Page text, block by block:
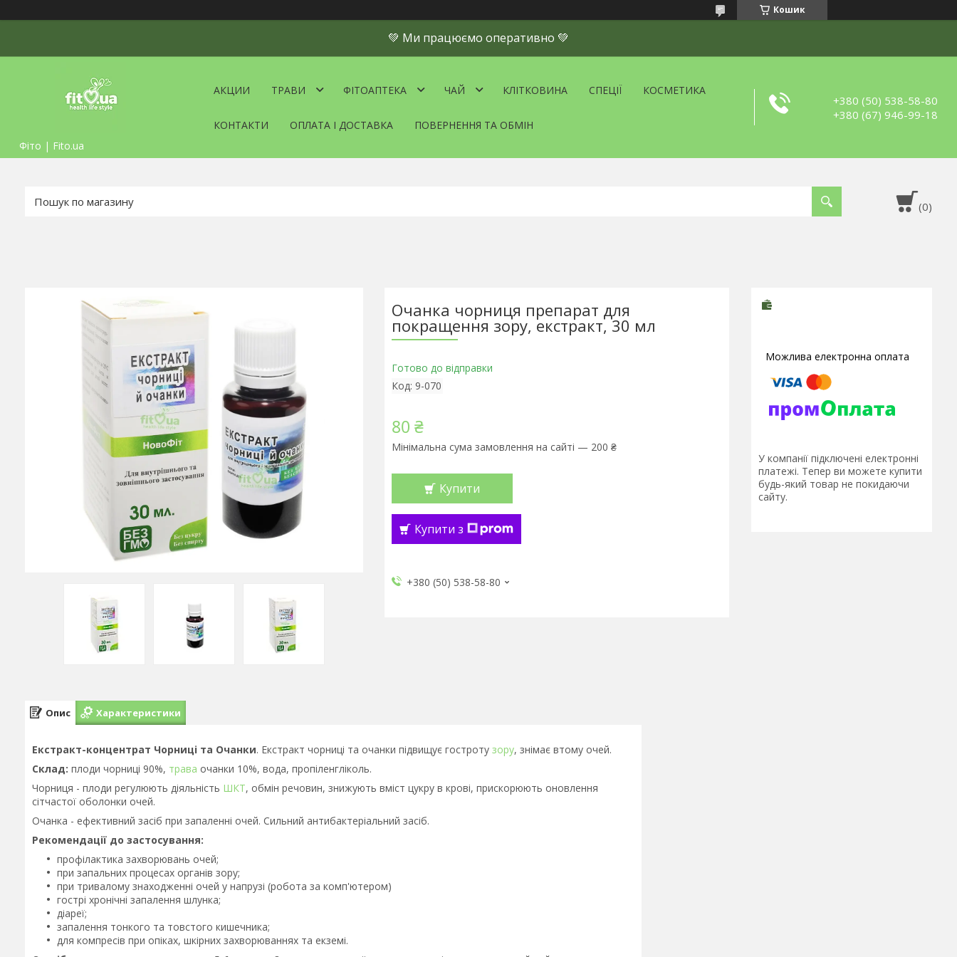
Кошик
💚 Ми працюємо оперативно 💚
Фіто | Fito.ua
АКЦИИ ТРАВИ ФІТОАПТЕКА ЧАЙ КЛІТКОВИНА СПЕЦІЇ КОСМЕТИКА
КОНТАКТИ ОПЛАТА І ДОСТАВКА ПОВЕРНЕННЯ ТА ОБМІН
+380 (50) 538-58-80
+380 (67) 946-99-18
Очанка чорниця препарат для
покращення зору, екстракт, 30 мл
Готово до відправки
Код: 9-070
80 ₴
Мінімальна сума замовлення на сайті — 200 ₴
Купити
Купити з
+380 (50) 538-58-80
У компанії підключені електронні
платежі. Тепер ви можете купити
будь-який товар не покидаючи
сайту.
Опис Характеристики
Екстракт-концентрат Чорниці та Очанки. Екстракт чорниці та очанки підвищує гостроту зору, знімає втому очей.
Склад: плоди чорниці 90%, трава очанки 10%, вода, пропіленгліколь.
Чорниця - плоди регулюють діяльність ШКТ, обмін речовин, знижують вміст цукру в крові, прискорюють оновлення
сітчастої оболонки очей.
Очанка - ефективний засіб при запаленні очей. Сильний антибактеріальний засіб.
Рекомендації до застосування:
профілактика захворювань очей;
при запальних процесах органів зору;
при тривалому знаходженні очей у напрузі (робота за комп'ютером)
гострі хронічні запалення шлунка;
діареї;
запалення тонкого та товстого кишечника;
для компресів при опіках, шкірних захворюваннях та екземі.